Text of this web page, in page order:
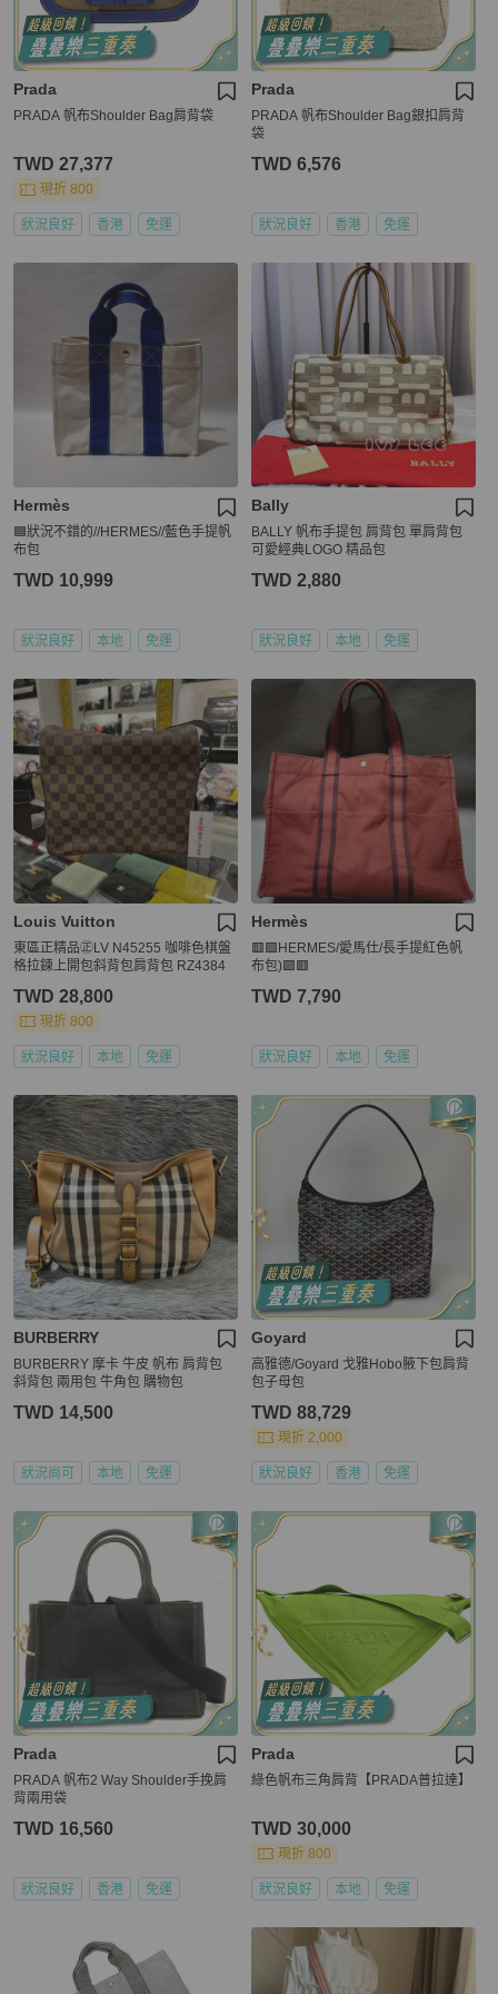
Prada
PRADA 帆布Shoulder Bag肩背袋
TWD 27,377
現折 800
狀況良好 香港 免運
Prada
PRADA 帆布Shoulder Bag銀扣肩背
袋
TWD 6,576
狀況良好 香港 免運
Hermès
🟦狀況不錯的//HERMES//藍色手提帆
布包
TWD 10,999
狀況良好 本地 免運
Bally
BALLY 帆布手提包 肩背包 單肩背包
可愛經典LOGO 精品包
TWD 2,880
狀況良好 本地 免運
Louis Vuitton
東區正精品㊣LV N45255 咖啡色棋盤
格拉鍊上開包斜背包肩背包 RZ4384
TWD 28,800
現折 800
狀況良好 本地 免運
Hermès
🟥🟪HERMES/愛馬仕/長手提紅色帆
布包)🟪🟥
TWD 7,790
狀況良好 本地 免運
BURBERRY
BURBERRY 摩卡 牛皮 帆布 肩背包
斜背包 兩用包 牛角包 購物包
TWD 14,500
狀況尚可 本地 免運
Goyard
高雅德/Goyard 戈雅Hobo腋下包肩背
包子母包
TWD 88,729
現折 2,000
狀況良好 香港 免運
Prada
PRADA 帆布2 Way Shoulder手挽肩
背兩用袋
TWD 16,560
狀況良好 香港 免運
Prada
綠色帆布三角肩背【PRADA普拉達】
TWD 30,000
現折 800
狀況良好 本地 免運